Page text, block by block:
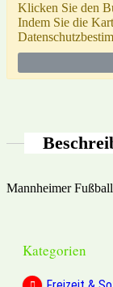
Klicken Sie den
Indem Sie die
Mannheimer
Kategorien